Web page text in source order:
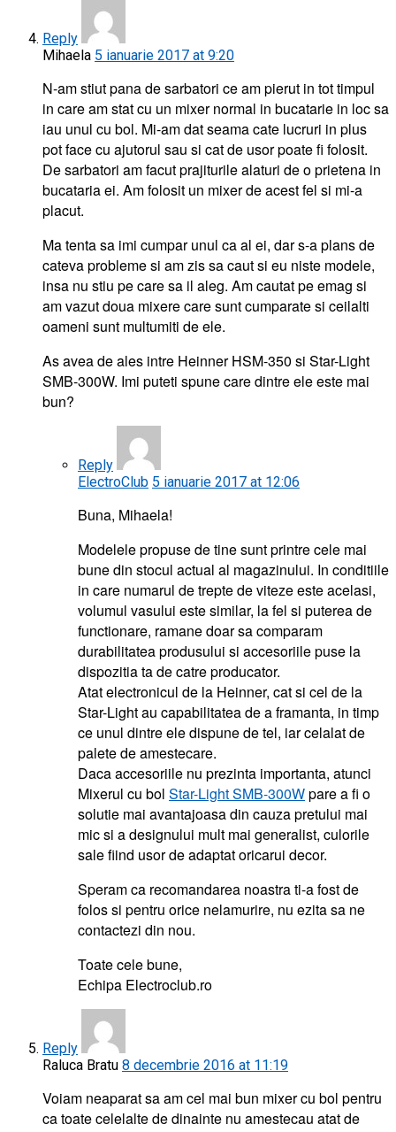
Reply
Mihaela 5 ianuarie 2017 at 9:20
N-am stiut pana de sarbatori ce am pierut in tot timpul
in care am stat cu un mixer normal in bucatarie in loc sa
iau unul cu bol. Mi-am dat seama cate lucruri in plus
pot face cu ajutorul sau si cat de usor poate fi folosit.
De sarbatori am facut prajiturile alaturi de o prietena in
bucataria ei. Am folosit un mixer de acest fel si mi-a
placut.
Ma tenta sa imi cumpar unul ca al ei, dar s-a plans de
cateva probleme si am zis sa caut si eu niste modele,
insa nu stiu pe care sa il aleg. Am cautat pe emag si
am vazut doua mixere care sunt cumparate si ceilalti
oameni sunt multumiti de ele.
As avea de ales intre Heinner HSM-350 si Star-Light
SMB-300W. Imi puteti spune care dintre ele este mai
bun?
Reply
ElectroClub 5 ianuarie 2017 at 12:06
Buna, Mihaela!
Modelele propuse de tine sunt printre cele mai
bune din stocul actual al magazinului. In conditiile
in care numarul de trepte de viteze este acelasi,
volumul vasului este similar, la fel si puterea de
functionare, ramane doar sa comparam
durabilitatea produsului si accesoriile puse la
dispozitia ta de catre producator.
Atat electronicul de la Heinner, cat si cel de la
Star-Light au capabilitatea de a framanta, in timp
ce unul dintre ele dispune de tel, iar celalat de
palete de amestecare.
Daca accesoriile nu prezinta importanta, atunci
Mixerul cu bol Star-Light SMB-300Wpare a fi o
solutie mai avantajoasa din cauza pretului mai
mic si a designului mult mai generalist, culorile
sale fiind usor de adaptat oricarui decor.
Speram ca recomandarea noastra ti-a fost de
folos si pentru orice nelamurire, nu ezita sa ne
contactezi din nou.
Toate cele bune,
Echipa Electroclub.ro
Reply
Raluca Bratu 8 decembrie 2016 at 11:19
Voiam neaparat sa am cel mai bun mixer cu bol pentru
ca toate celelalte de dinainte nu amestecau atat de